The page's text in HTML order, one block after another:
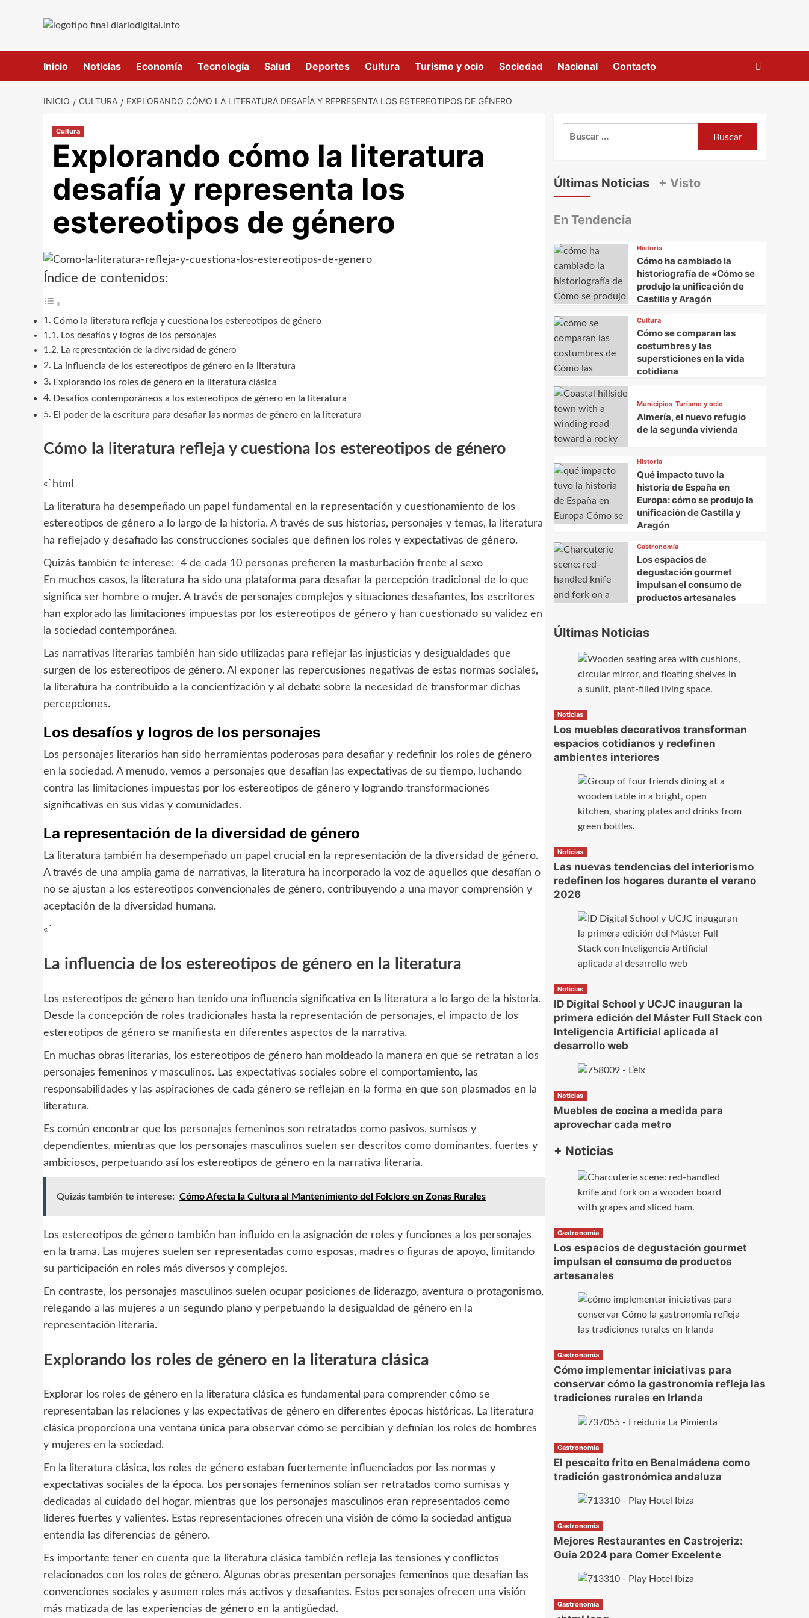
Inicio Noticias Economía Tecnología Salud Deportes Cultura Turismo y ocio Sociedad Nacional Contacto
INICIO CULTURA EXPLORANDO CÓMO LA LITERATURA DESAFÍA Y REPRESENTA LOS ESTEREOTIPOS DE GÉNERO
Cultura
Explorando cómo la literatura
desafía y representa los
estereotipos de género
Índice de contenidos:
Cómo la literatura refleja y cuestiona los estereotipos de género
Los desafíos y logros de los personajes
La representación de la diversidad de género
La influencia de los estereotipos de género en la literatura
Explorando los roles de género en la literatura clásica
Desafíos contemporáneos a los estereotipos de género en la literatura
El poder de la escritura para desafiar las normas de género en la literatura
Cómo la literatura refleja y cuestiona los estereotipos de género
«`html
La literatura ha desempeñado un papel fundamental en la representación y cuestionamiento de los
estereotipos de género a lo largo de la historia. A través de sus historias, personajes y temas, la literatura
ha reflejado y desafiado las construcciones sociales que definen los roles y expectativas de género.
Quizás también te interese:
4 de cada 10 personas prefieren la masturbación frente al sexo
En muchos casos, la literatura ha sido una plataforma para desafiar la percepción tradicional de lo que
significa ser hombre o mujer. A través de personajes complejos y situaciones desafiantes, los escritores
han explorado las limitaciones impuestas por los estereotipos de género y han cuestionado su validez en
la sociedad contemporánea.
Las narrativas literarias también han sido utilizadas para reflejar las injusticias y desigualdades que
surgen de los estereotipos de género. Al exponer las repercusiones negativas de estas normas sociales,
la literatura ha contribuido a la concientización y al debate sobre la necesidad de transformar dichas
percepciones.
Los desafíos y logros de los personajes
Los personajes literarios han sido herramientas poderosas para desafiar y redefinir los roles de género
en la sociedad. A menudo, vemos a personajes que desafían las expectativas de su tiempo, luchando
contra las limitaciones impuestas por los estereotipos de género y logrando transformaciones
significativas en sus vidas y comunidades.
La representación de la diversidad de género
La literatura también ha desempeñado un papel crucial en la representación de la diversidad de género.
A través de una amplia gama de narrativas, la literatura ha incorporado la voz de aquellos que desafían o
no se ajustan a los estereotipos convencionales de género, contribuyendo a una mayor comprensión y
aceptación de la diversidad humana.
«`
La influencia de los estereotipos de género en la literatura
Los estereotipos de género han tenido una influencia significativa en la literatura a lo largo de la historia.
Desde la concepción de roles tradicionales hasta la representación de personajes, el impacto de los
estereotipos de género se manifiesta en diferentes aspectos de la narrativa.
En muchas obras literarias, los estereotipos de género han moldeado la manera en que se retratan a los
personajes femeninos y masculinos. Las expectativas sociales sobre el comportamiento, las
responsabilidades y las aspiraciones de cada género se reflejan en la forma en que son plasmados en la
literatura.
Es común encontrar que los personajes femeninos son retratados como pasivos, sumisos y
dependientes, mientras que los personajes masculinos suelen ser descritos como dominantes, fuertes y
ambiciosos, perpetuando así los estereotipos de género en la narrativa literaria.
Quizás también te interese: Cómo Afecta la Cultura al Mantenimiento del Folclore en Zonas Rurales
Los estereotipos de género también han influido en la asignación de roles y funciones a los personajes
en la trama. Las mujeres suelen ser representadas como esposas, madres o figuras de apoyo, limitando
su participación en roles más diversos y complejos.
En contraste, los personajes masculinos suelen ocupar posiciones de liderazgo, aventura o protagonismo,
relegando a las mujeres a un segundo plano y perpetuando la desigualdad de género en la
representación literaria.
Explorando los roles de género en la literatura clásica
Explorar los roles de género en la literatura clásica es fundamental para comprender cómo se
representaban las relaciones y las expectativas de género en diferentes épocas históricas. La literatura
clásica proporciona una ventana única para observar cómo se percibían y definían los roles de hombres
y mujeres en la sociedad.
En la literatura clásica, los roles de género estaban fuertemente influenciados por las normas y
expectativas sociales de la época. Los personajes femeninos solían ser retratados como sumisas y
dedicadas al cuidado del hogar, mientras que los personajes masculinos eran representados como
líderes fuertes y valientes. Estas representaciones ofrecen una visión de cómo la sociedad antigua
entendía las diferencias de género.
Es importante tener en cuenta que la literatura clásica también refleja las tensiones y conflictos
relacionados con los roles de género. Algunas obras presentan personajes femeninos que desafían las
convenciones sociales y asumen roles más activos y desafiantes. Estos personajes ofrecen una visión
más matizada de las experiencias de género en la antigüedad.
Últimas Noticias + Visto
En Tendencia
Historia
Cómo ha cambiado la
historiografía de «Cómo se
produjo la unificación de
Castilla y Aragón
Cultura
Cómo se comparan las
costumbres y las
supersticiones en la vida
cotidiana
Municipios Turismo y ocio
Almería, el nuevo refugio
de la segunda vivienda
Historia
Qué impacto tuvo la
historia de España en
Europa: cómo se produjo la
unificación de Castilla y
Aragón
Gastronomía
Los espacios de
degustación gourmet
impulsan el consumo de
productos artesanales
Últimas Noticias
Noticias
Los muebles decorativos transforman
espacios cotidianos y redefinen
ambientes interiores
Noticias
Las nuevas tendencias del interiorismo
redefinen los hogares durante el verano
2026
Noticias
ID Digital School y UCJC inauguran la
primera edición del Máster Full Stack con
Inteligencia Artificial aplicada al
desarrollo web
Noticias
Muebles de cocina a medida para
aprovechar cada metro
+ Noticias
Gastronomía
Los espacios de degustación gourmet
impulsan el consumo de productos
artesanales
Gastronomía
Cómo implementar iniciativas para
conservar cómo la gastronomía refleja las
tradiciones rurales en Irlanda
Gastronomía
El pescaito frito en Benalmádena como
tradición gastronómica andaluza
Gastronomía
Mejores Restaurantes en Castrojeriz:
Guía 2024 para Comer Excelente
Gastronomía